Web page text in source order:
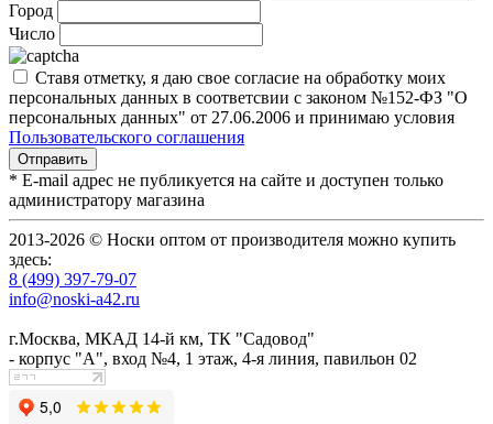
Город
Число
Ставя отметку, я даю свое согласие на обработку моих
персональных данных в соответсвии с законом №152-ФЗ "О
персональных данных" от 27.06.2006 и принимаю условия
Пользовательского соглашения
* E-mail адрес не публикуется на сайте и доступен только
администратору магазина
2013-2026 © Носки оптом от производителя можно купить
здесь:
8 (499) 397-79-07
info@noski-a42.ru
г.Москва, МКАД 14-й км, ТК "Садовод"
- корпус "А", вход №4, 1 этаж, 4-я линия, павильон 02